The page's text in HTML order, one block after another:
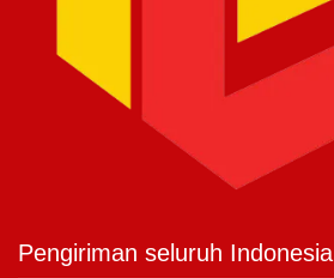
Pengiriman seluruh Indonesia